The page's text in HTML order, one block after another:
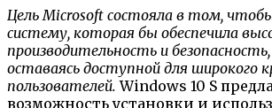
Цель Microsoft состояла в том,
систему, которая бы обеспечила
производительность и
оставаясь доступной для широкого
пользователей. Windows 10 S
возможность установки и